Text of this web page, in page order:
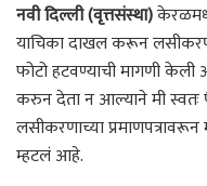
नवी दिल्ली (वृत्तसंस्था)
याचिका दाखल करून लसीकरण
फोटो हटवण्याची मागणी
करुन देता न आल्याने मी
लसीकरणाच्या प्रमाणपत्रावरून
म्हटलं आहे.